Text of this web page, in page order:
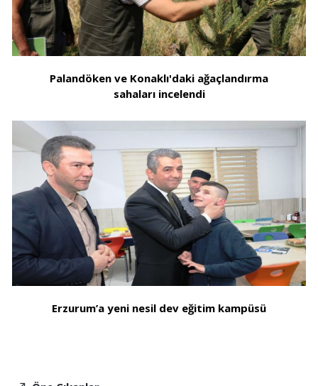
Palandöken ve Konaklı'daki ağaçlandırma
sahaları incelendi
Erzurum’a yeni nesil dev eğitim kampüsü